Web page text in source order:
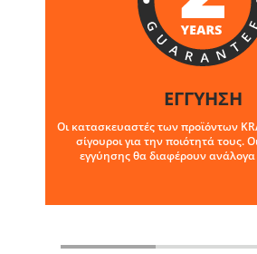
ΕΓΓΥΗΣΗ
Οι κατασκευαστές των προϊόντων
σίγουροι για την ποιότητά τους.
εγγύησης θα διαφέρουν ανάλογα